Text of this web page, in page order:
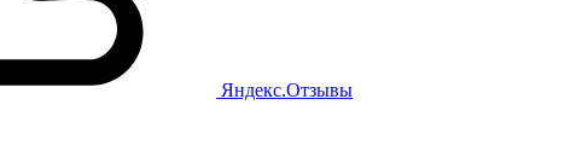
Яндекс.Отзывы